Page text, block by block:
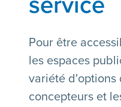
Pour être
les espaces
variété d'options
concepteurs et